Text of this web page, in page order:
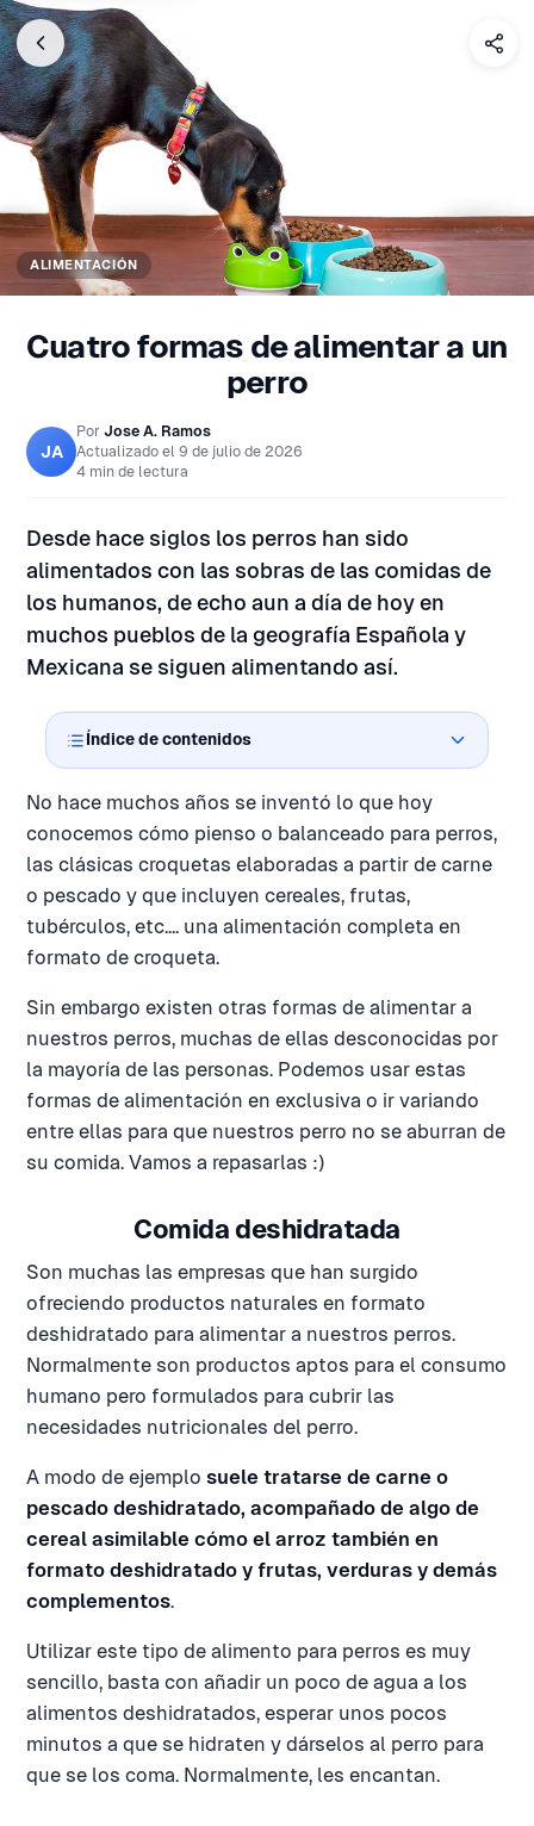
ALIMENTACIÓN
Cuatro formas de alimentar a un
perro
JA
Por Jose A. Ramos
Actualizado el 9 de julio de 2026
4 min de lectura
Desde hace siglos los perros han sido
alimentados con las sobras de las comidas de
los humanos, de echo aun a día de hoy en
muchos pueblos de la geografía Española y
Mexicana se siguen alimentando así.
Índice de contenidos
No hace muchos años se inventó lo que hoy
conocemos cómo pienso o balanceado para perros,
las clásicas croquetas elaboradas a partir de carne
o pescado y que incluyen cereales, frutas,
tubérculos, etc.... una alimentación completa en
formato de croqueta.
Sin embargo existen otras formas de alimentar a
nuestros perros, muchas de ellas desconocidas por
la mayoría de las personas. Podemos usar estas
formas de alimentación en exclusiva o ir variando
entre ellas para que nuestros perro no se aburran de
su comida. Vamos a repasarlas :)
Comida deshidratada
Son muchas las empresas que han surgido
ofreciendo productos naturales en formato
deshidratado para alimentar a nuestros perros.
Normalmente son productos aptos para el consumo
humano pero formulados para cubrir las
necesidades nutricionales del perro.
A modo de ejemplo suele tratarse de carne o
pescado deshidratado, acompañado de algo de
cereal asimilable cómo el arroz también en
formato deshidratado y frutas, verduras y demás
complementos.
Utilizar este tipo de alimento para perros es muy
sencillo, basta con añadir un poco de agua a los
alimentos deshidratados, esperar unos pocos
minutos a que se hidraten y dárselos al perro para
que se los coma. Normalmente, les encantan.